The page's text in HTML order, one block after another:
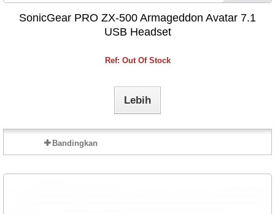
SonicGear PRO ZX-500 Armageddon Avatar 7.1
USB Headset
Ref: Out Of Stock
Lebih
Bandingkan